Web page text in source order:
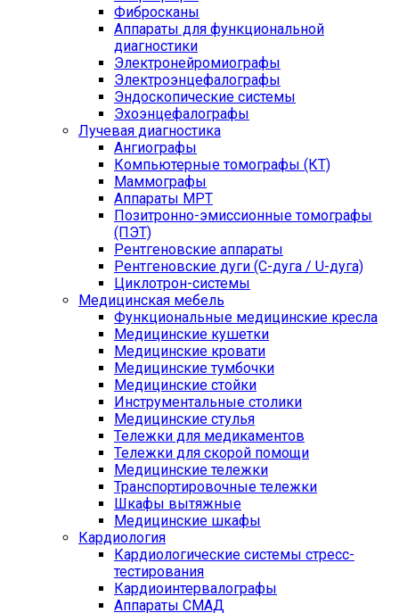
Фибросканы
Аппараты для функциональной
диагностики
Электронейромиографы
Электроэнцефалографы
Эндоскопические системы
Эхоэнцефалографы
Лучевая диагностика
Ангиографы
Компьютерные томографы (КТ)
Маммографы
Аппараты МРТ
Позитронно-эмиссионные томографы
(ПЭТ)
Рентгеновские аппараты
Рентгеновские дуги (С-дуга / U-дуга)
Циклотрон-системы
Медицинская мебель
Функциональные медицинские кресла
Медицинские кушетки
Медицинские кровати
Медицинские тумбочки
Медицинские стойки
Инструментальные столики
Медицинские стулья
Тележки для медикаментов
Тележки для скорой помощи
Медицинские тележки
Транспортировочные тележки
Шкафы вытяжные
Медицинские шкафы
Кардиология
Кардиологические системы стресс-
тестирования
Кардиоинтервалографы
Аппараты СМАД